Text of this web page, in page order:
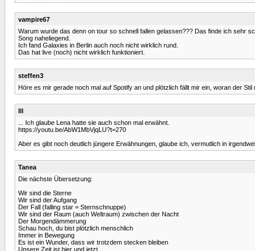
vampire67
Warum wurde das denn on tour so schnell fallen gelassen??? Das finde ich sehr
Song naheliegend.
Ich fand Galaxies in Berlin auch noch nicht wirklich rund.
Das hat live (noch) nicht wirklich funktioniert.
steffen3
Höre es mir gerade noch mal auf Spotify an und plötzlich fällt mir ein, woran der
Ill
... Ich glaube Lena hatte sie auch schon mal erwähnt.
https://youtu.be/AbW1MbVjqLU?t=270
Aber es gibt noch deutlich jüngere Erwähnungen, glaube ich, vermutlich in
Tanea
Die nächste Übersetzung:
Wir sind die Sterne
Wir sind der Aufgang
Der Fall (falling star = Sternschnuppe)
Wir sind der Raum (auch Weltraum) zwischen der Nacht
Der Morgendämmerung
Schau hoch, du bist plötzlich menschlich
Immer in Bewegung
Es ist ein Wunder, dass wir trotzdem stecken bleiben
Unsere Zeit ist hier und jetzt